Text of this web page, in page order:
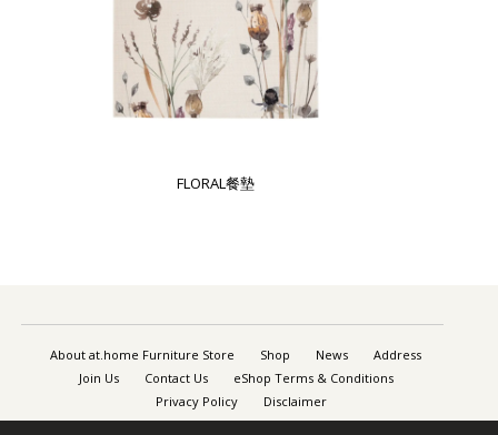
FLORAL餐墊
About at.home Furniture Store Shop News
Address
Join Us
Contact Us
eShop Terms & Conditions
Privacy Policy
Disclaimer